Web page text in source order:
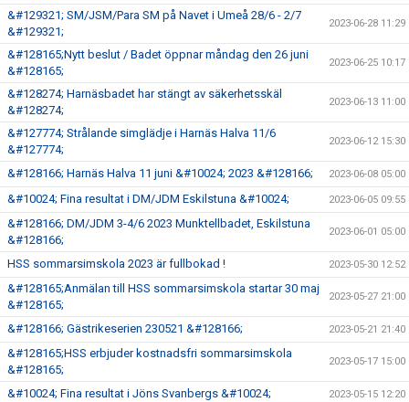
&#129321; SM/JSM/Para SM på Navet i Umeå 28/6 - 2/7
&#129321;
2023-06-28 11:29
&#128165;Nytt beslut / Badet öppnar måndag den 26 juni
&#128165;
2023-06-25 10:17
&#128274; Harnäsbadet har stängt av säkerhetsskäl
&#128274;
2023-06-13 11:00
&#127774; Strålande simglädje i Harnäs Halva 11/6
&#127774;
2023-06-12 15:30
&#128166; Harnäs Halva 11 juni &#10024; 2023 &#128166; 2023-06-08 05:00
&#10024; Fina resultat i DM/JDM Eskilstuna &#10024; 2023-06-05 09:55
&#128166; DM/JDM 3-4/6 2023 Munktellbadet, Eskilstuna
&#128166;
2023-06-01 05:00
HSS sommarsimskola 2023 är fullbokad ! 2023-05-30 12:52
&#128165;Anmälan till HSS sommarsimskola startar 30 maj
&#128165;
2023-05-27 21:00
&#128166; Gästrikeserien 230521 &#128166; 2023-05-21 21:40
&#128165;HSS erbjuder kostnadsfri sommarsimskola
&#128165;
2023-05-17 15:00
&#10024; Fina resultat i Jöns Svanbergs &#10024; 2023-05-15 12:20